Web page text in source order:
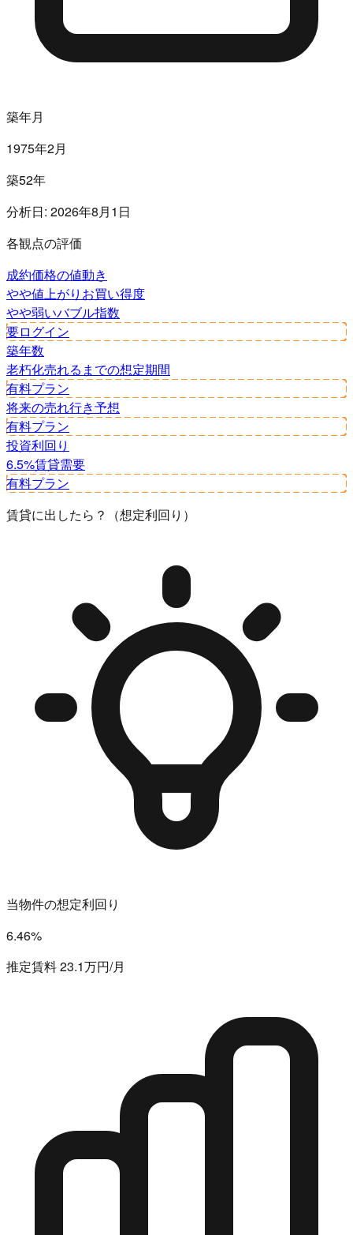
築年月
1975年2月
築52年
分析日: 2026年8月1日
各観点の評価
成約価格の値動き
やや値上がり お買い得度
やや弱いバブル指数
要ログイン
築年数
老朽化売れるまでの想定期間
有料プラン
将来の売れ行き予想
有料プラン
投資利回り
6.5%賃貸需要
有料プラン
賃貸に出したら？（想定利回り）
当物件の想定利回り
6.46%
推定賃料 23.1万円/月